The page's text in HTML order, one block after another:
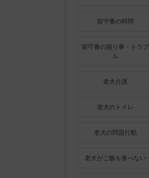
留守番の時間
留守番の困り事・トラブ
ル
老犬介護
老犬のトイレ
老犬の問題行動
老犬がご飯を食べない